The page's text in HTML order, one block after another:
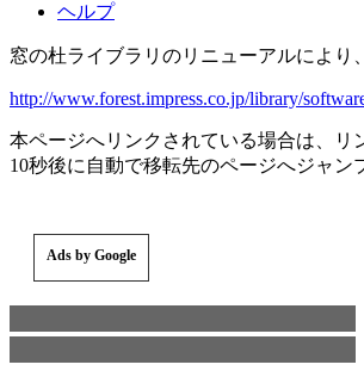
ヘルプ
窓の杜ライブラリのリニューアルによ
http://www.forest.impress.co.jp/library/
本ページへリンクされている場合は、リ
10秒後に自動で移転先のページへジャン
Ads by Google